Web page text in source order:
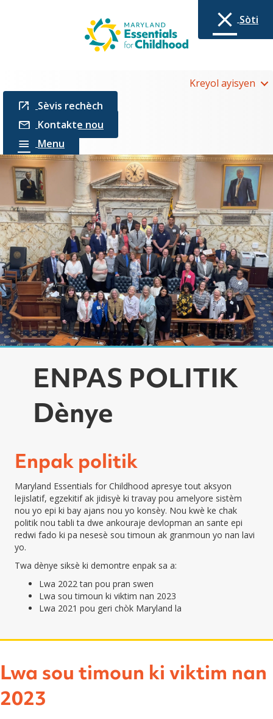
Kreyol ayisyen
Sèvis rechèch
Kontakte nou
Menu
ENPAS POLITIK
Dènye
Enpak politik
Maryland Essentials for Childhood apresye tout aksyon
lejislatif, egzekitif ak jidisyè ki travay pou amelyore sistèm
nou yo epi ki bay ajans nou yo konsèy. Nou kwè ke chak
politik nou tabli ta dwe ankouraje devlopman an sante epi
redwi fado ki pa nesesè sou timoun ak granmoun yo nan lavi
yo.
Twa dènye siksè ki demontre enpak sa a:
Lwa 2022 tan pou pran swen
Lwa sou timoun ki viktim nan 2023
Lwa 2021 pou geri chòk Maryland la
Lwa sou timoun ki viktim nan
2023
Sòti